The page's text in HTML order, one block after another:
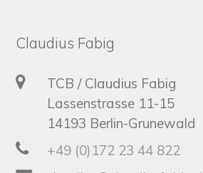
Claudius Fabig
TCB / Claudius Fabig
Lassenstrasse 11-15
14193 Berlin-Grunewald
+49 (0)172 23 44 822